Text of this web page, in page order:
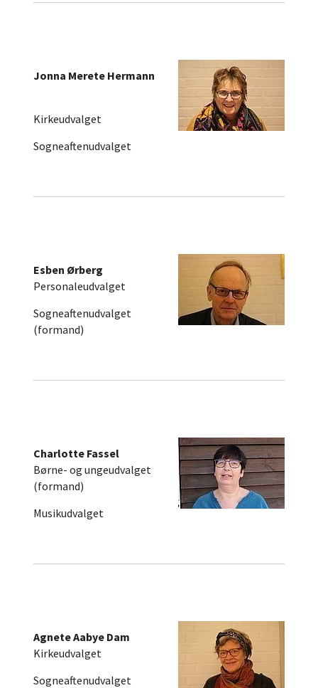
Jonna Merete Hermann
Kirkeudvalget
Sogneaftenudvalget
Esben Ørberg
Personaleudvalget
Sogneaftenudvalget
(formand)
Charlotte Fassel
Børne- og ungeudvalget
(formand)
Musikudvalget
Agnete Aabye Dam
Kirkeudvalget
Sogneaftenudvalget